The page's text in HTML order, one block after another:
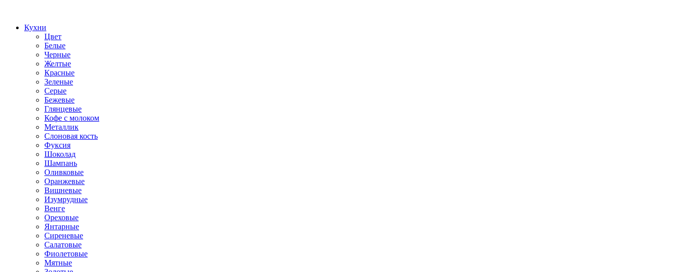
Кухни
Цвет
Белые
Черные
Желтые
Красные
Зеленые
Серые
Бежевые
Глянцевые
Кофе с молоком
Металлик
Слоновая кость
Фуксия
Шоколад
Шампань
Оливковые
Оранжевые
Вишневые
Изумрудные
Венге
Ореховые
Янтарные
Сиреневые
Салатовые
Фиолетовые
Мятные